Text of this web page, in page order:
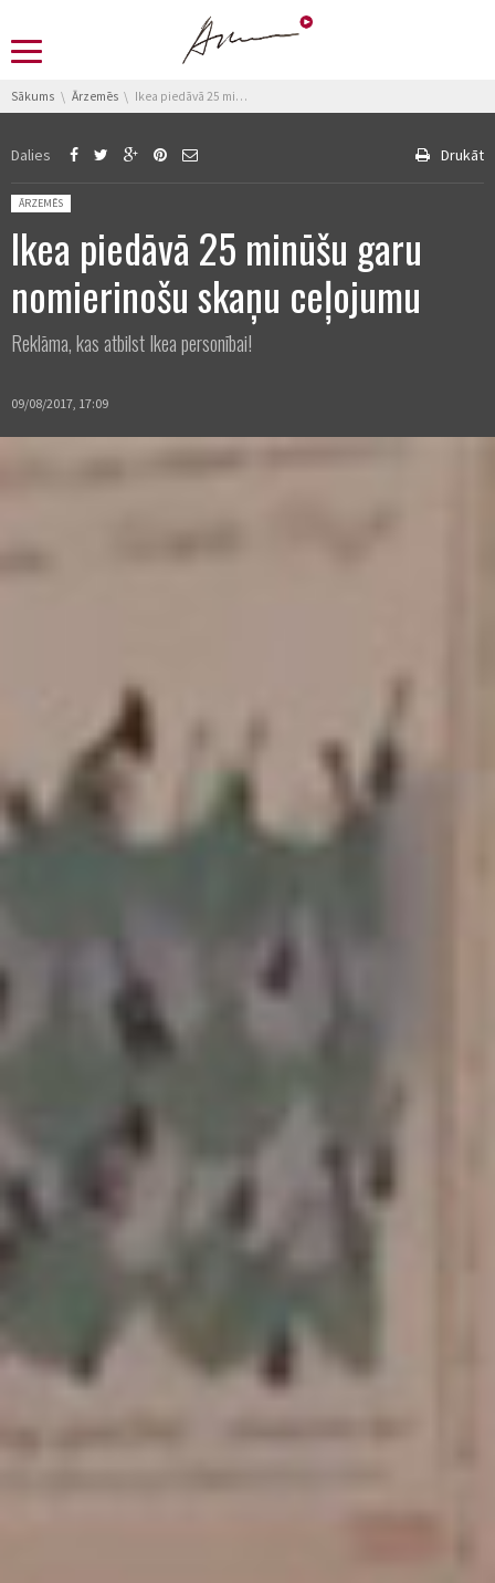
You are here:
Sākums Ārzemēs Ikea piedāvā 25 minūšu garu nomierinošu skaņu ceļojumu
Dalies Drukāt
Posted in:
ĀRZEMĒS
Ikea piedāvā 25 minūšu garu
nomierinošu skaņu ceļojumu
Reklāma, kas atbilst Ikea personībai!
09/08/2017, 17:09